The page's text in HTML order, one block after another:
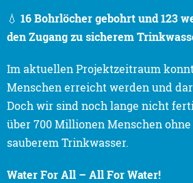
💧 16 Bohrlöcher gebohrt und 123
den Zugang zu sicherem
Im aktuellen Projektzeitraum
Menschen erreicht werden und
Doch wir sind noch lange nicht
über 700 Millionen Menschen
sauberem Trinkwasser.
Water For All – All For Water!